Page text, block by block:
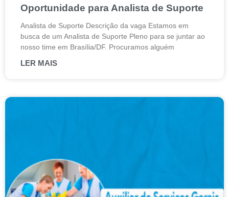
Oportunidade para Analista de Suporte
Analista de Suporte Descrição da vaga Estamos em
busca de um Analista de Suporte Pleno para se juntar ao
nosso time em Brasília/DF. Procuramos alguém
LER MAIS